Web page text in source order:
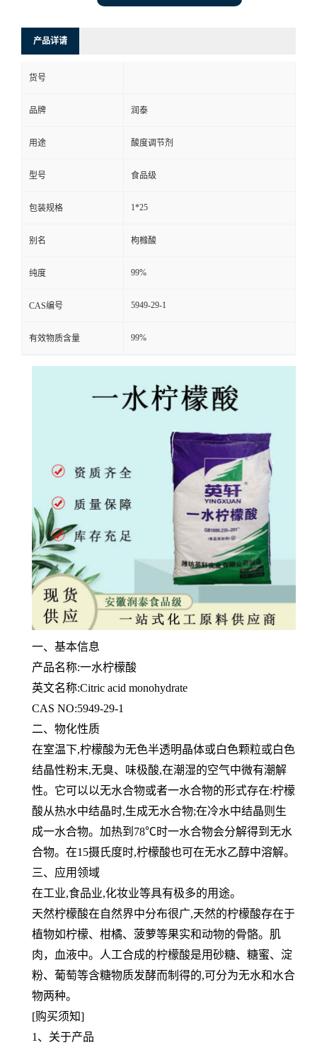
产品详请
货号
品牌 润泰
用途 酸度调节剂
型号 食品级
包装规格 1*25
别名 枸橼酸
纯度 99%
CAS编号 5949-29-1
有效物质含量 99%
一、基本信息
产品名称:一水柠檬酸
英文名称:Citric acid monohydrate
CAS NO:5949-29-1
二、物化性质
在室温下,柠檬酸为无色半透明晶体或白色颗粒或白色
结晶性粉末,无臭、味极酸,在潮湿的空气中微有潮解
性。它可以以无水合物或者一水合物的形式存在:柠檬
酸从热水中结晶时,生成无水合物;在冷水中结晶则生
成一水合物。加热到78℃时一水合物会分解得到无水
合物。在15摄氏度时,柠檬酸也可在无水乙醇中溶解。
三、应用领域
在工业,食品业,化妆业等具有极多的用途。
天然柠檬酸在自然界中分布很广,天然的柠檬酸存在于
植物如柠檬、柑橘、菠萝等果实和动物的骨骼。肌
肉，血液中。人工合成的柠檬酸是用砂糖、糖蜜、淀
粉、葡萄等含糖物质发酵而制得的,可分为无水和水合
物两种。
[购买须知]
1、关于产品